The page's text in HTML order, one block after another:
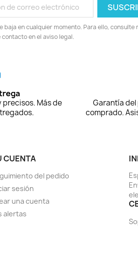
baja en cualquier momento. Para ello, consulte
en el aviso legal.
precisos. Más de
Garantía
comprado.
CUENTA
del pedido
sesión
una cuenta
alertas